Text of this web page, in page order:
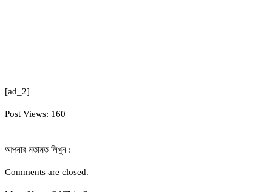
[ad_2]
Post Views: 160
আপনার মতামত লিখুন :
Comments are closed.